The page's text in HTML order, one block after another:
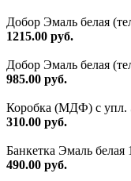
Добор Эмаль белая
1215.00 руб.
Добор Эмаль белая
985.00 руб.
Коробка (МДФ) с упл.
310.00 руб.
Банкетка Эмаль белая
490.00 руб.